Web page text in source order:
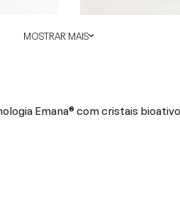
MOSTRAR MAIS
Emana® com cristais